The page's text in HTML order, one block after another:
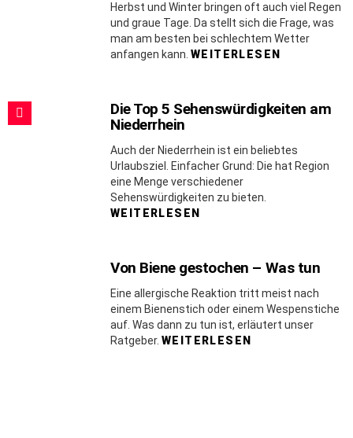
Herbst und Winter bringen oft auch viel Regen
und graue Tage. Da stellt sich die Frage, was
man am besten bei schlechtem Wetter
anfangen kann. WEITERLESEN
Die Top 5 Sehenswürdigkeiten am
Niederrhein
Auch der Niederrhein ist ein beliebtes
Urlaubsziel. Einfacher Grund: Die hat Region
eine Menge verschiedener
Sehenswürdigkeiten zu bieten.
WEITERLESEN
Von Biene gestochen – Was tun
Eine allergische Reaktion tritt meist nach
einem Bienenstich oder einem Wespenstiche
auf. Was dann zu tun ist, erläutert unser
Ratgeber. WEITERLESEN